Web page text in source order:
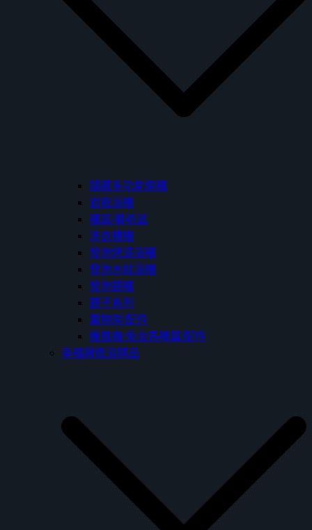
隱藏多功能側櫃
岩板浴櫃
櫃盆/藝術盆
洗衣槽櫃
發泡烤漆浴櫃
發泡木紋浴櫃
發泡鏡櫃
鏡子系列
置物架/配件
暖風機/免治馬桶蓋/配件
幸福牌衛浴精品